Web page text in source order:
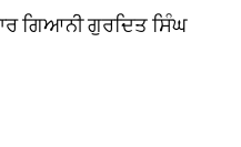
ਗਿਆਨੀ ਗੁਰਦਿਤ ਸਿੰਘ